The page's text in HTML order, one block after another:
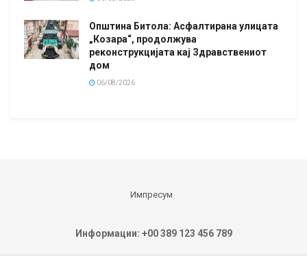
Општина Битола: Асфалтирана улицата
„Козара“, продолжува
реконструкцијата кај Здравствениот
дом
06/08/2026
Импресум
Информации: +00 389 123 456 789